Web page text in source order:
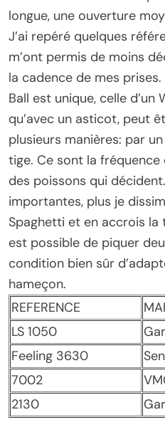
longue, une ouverture
J’ai repéré quelques
m’ont permis de moins
la cadence de mes
Ball est unique, celle d’un
qu’avec un asticot, peut
plusieurs manières: par
tige. Ce sont la
des poissons qui
importantes, plus je
Spaghetti et en accrois la
est possible de piquer
condition bien sûr
hameçon.
REFERENCE
LS 1050
Feeling 3630
7002
2130